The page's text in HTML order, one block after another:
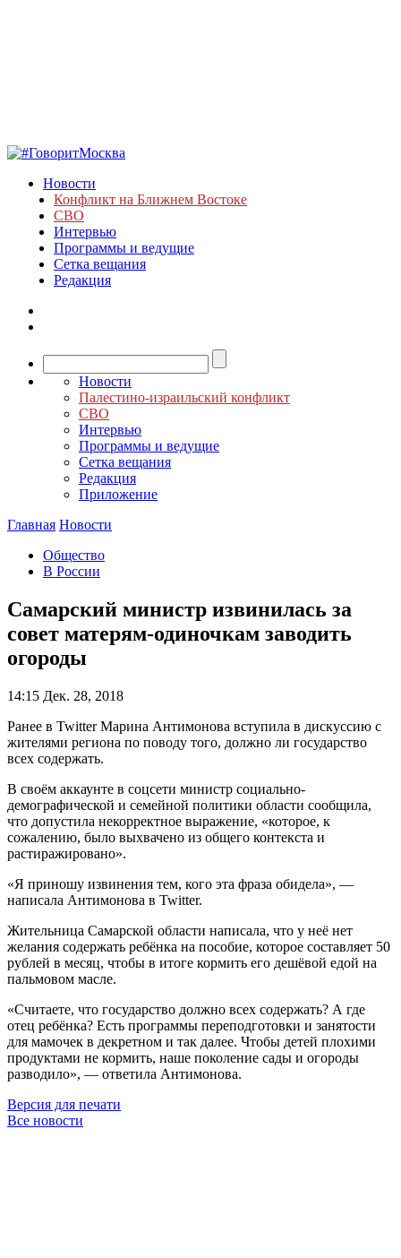
Новости
Конфликт на Ближнем Востоке
СВО
Интервью
Программы и ведущие
Сетка вещания
Редакция
Новости
Палестино-израильский конфликт
СВО
Интервью
Программы и ведущие
Сетка вещания
Редакция
Приложение
Главная Новости
Общество
В России
Самарский министр извинилась за
совет матерям-одиночкам заводить
огороды
14:15 Дек. 28, 2018
Ранее в Twitter Марина Антимонова вступила в дискуссию с
жителями региона по поводу того, должно ли государство
всех содержать.
В своём аккаунте в соцсети министр социально-
демографической и семейной политики области сообщила,
что допустила некорректное выражение, «которое, к
сожалению, было выхвачено из общего контекста и
растиражировано».
«Я приношу извинения тем, кого эта фраза обидела», —
написала Антимонова в Twitter.
Жительница Самарской области написала, что у неё нет
желания содержать ребёнка на пособие, которое составляет 50
рублей в месяц, чтобы в итоге кормить его дешёвой едой на
пальмовом масле.
«Считаете, что государство должно всех содержать? А где
отец ребёнка? Есть программы переподготовки и занятости
для мамочек в декретном и так далее. Чтобы детей плохими
продуктами не кормить, наше поколение сады и огороды
разводило», — ответила Антимонова.
Версия для печати
Все новости